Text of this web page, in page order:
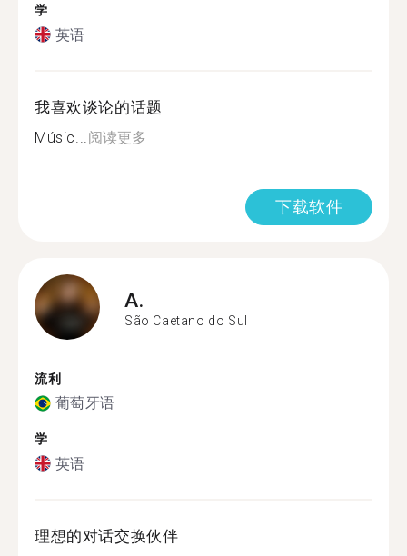
学
英语
我喜欢谈论的话题
Músic... 阅读更多
下载软件
A.
São Caetano do Sul
流利
葡萄牙语
学
英语
理想的对话交换伙伴